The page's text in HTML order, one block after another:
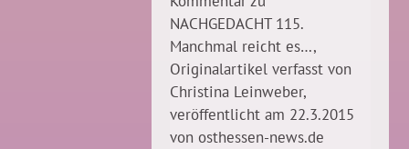
NACHGEDACHT 115.
Manchmal reicht es…,
Originalartikel verfasst von
Christina Leinweber,
veröffentlicht am 22.3.2015
von osthessen-news.de